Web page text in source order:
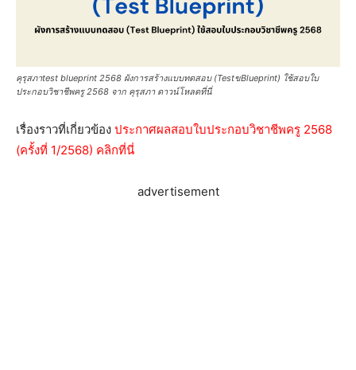
คุรุสภาtest blueprint 2568 ผังการสร้างแบบทดสอบ (TestขBlueprint) ใช้สอบใบ
ประกอบวิชาชีพครู 2568 จาก คุรุสภา ดาวน์โหลดที่นี่
เรื่องราวที่เกี่ยวข้อง ประกาศผลสอบใบประกอบวิชาชีพครู 2568
(ครั้งที่ 1/2568) คลิกที่นี่
advertisement